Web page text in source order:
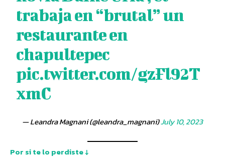
trabaja en “brutal” un
restaurante en
chapultepec
pic.twitter.com/gzFl92T
xmC
— Leandra Magnani (@leandra_magnani)July 10, 2023
Por si te lo perdiste ↓